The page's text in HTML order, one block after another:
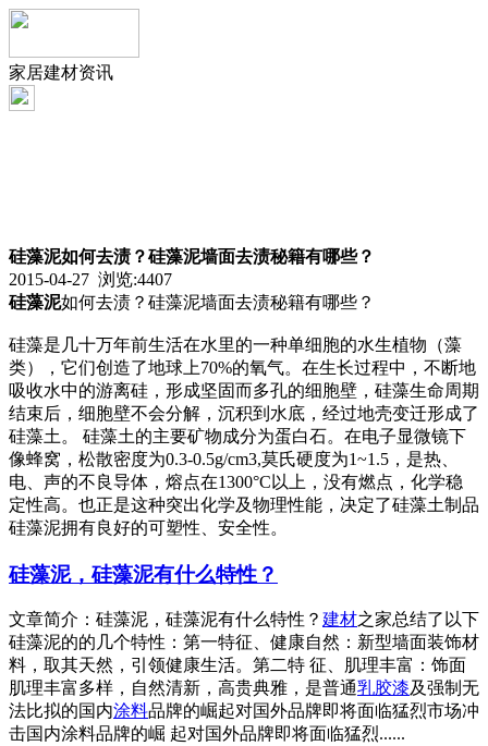
家居建材资讯
硅藻泥如何去渍？硅藻泥墙面去渍秘籍有哪些？
2015-04-27 浏览:4407
硅藻泥如何去渍？硅藻泥墙面去渍秘籍有哪些？
硅藻是几十万年前生活在水里的一种单细胞的水生植物（藻
类），它们创造了地球上70%的氧气。在生长过程中，不断地
吸收水中的游离硅，形成坚固而多孔的细胞壁，硅藻生命周期
结束后，细胞壁不会分解，沉积到水底，经过地壳变迁形成了
硅藻土。 硅藻土的主要矿物成分为蛋白石。在电子显微镜下
像蜂窝，松散密度为0.3-0.5g/cm3,莫氏硬度为1~1.5，是热、
电、声的不良导体，熔点在1300°C以上，没有燃点，化学稳
定性高。也正是这种突出化学及物理性能，决定了硅藻土制品
硅藻泥拥有良好的可塑性、安全性。
硅藻泥，硅藻泥有什么特性？
文章简介：硅藻泥，硅藻泥有什么特性？ 建材之家总结了以下
硅藻泥的的几个特性：第一特征、健康自然：新型墙面装饰材
料，取其天然，引领健康生活。第二特 征、肌理丰富：饰面
肌理丰富多样，自然清新，高贵典雅，是普通乳胶漆及强制无
法比拟的国内涂料品牌的崛起对国外品牌即将面临猛烈市场冲
击国内涂料品牌的崛 起对国外品牌即将面临猛烈......